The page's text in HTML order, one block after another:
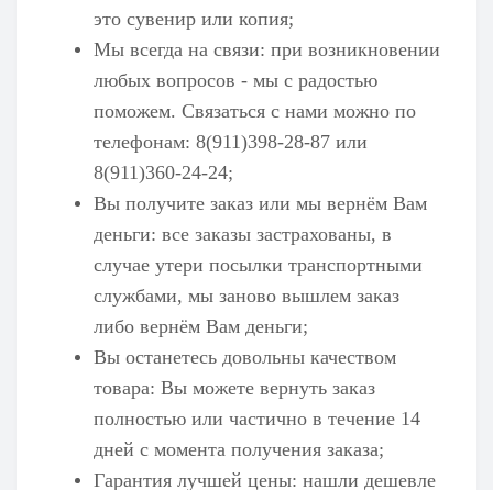
это сувенир или копия;
Мы всегда на связи: при возникновении
любых вопросов - мы с радостью
поможем. Связаться с нами можно по
телефонам: 8(911)398-28-87 или
8(911)360-24-24;
Вы получите заказ или мы вернём Вам
деньги: все заказы застрахованы, в
случае утери посылки транспортными
службами, мы заново вышлем заказ
либо вернём Вам деньги;
Вы останетесь довольны качеством
товара: Вы можете вернуть заказ
полностью или частично в течение 14
дней с момента получения заказа;
Гарантия лучшей цены: нашли дешевле